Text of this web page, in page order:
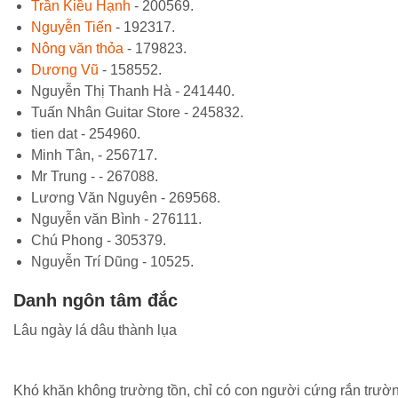
Trần Kiều Hạnh - 200569.
Nguyễn Tiến - 192317.
Nông văn thỏa - 179823.
Dương Vũ - 158552.
Nguyễn Thị Thanh Hà - 241440.
Tuấn Nhân Guitar Store - 245832.
tien dat - 254960.
Minh Tân, - 256717.
Mr Trung - - 267088.
Lương Văn Nguyên - 269568.
Nguyễn văn Bình - 276111.
Chú Phong - 305379.
Nguyễn Trí Dũng - 10525.
Danh ngôn tâm đắc
Lâu ngày lá dâu thành lụa
Khó khăn không trường tồn, chỉ có con người cứng rắn